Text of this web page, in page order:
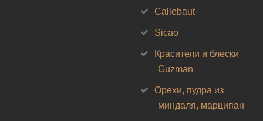
Callebaut
Sicao
Красители и блески
Guzman
Орехи, пудра из
миндаля, марципан